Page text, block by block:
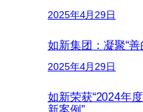
2025年4月29日
如新集团：凝聚“
2025年4月29日
如新荣获“2024年
新案例”